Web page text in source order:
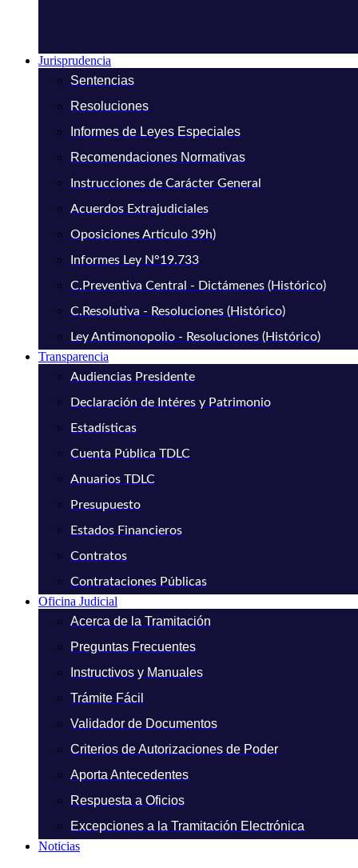
Jurisprudencia
Sentencias
Resoluciones
Informes de Leyes Especiales
Recomendaciones Normativas
Instrucciones de Carácter General
Acuerdos Extrajudiciales
Oposiciones Artículo 39h)
Informes Ley N°19.733
C.Preventiva Central - Dictámenes (Histórico)
C.Resolutiva - Resoluciones (Histórico)
Ley Antimonopolio - Resoluciones (Histórico)
Transparencia
Audiencias Presidente
Declaración de Intéres y Patrimonio
Estadísticas
Cuenta Pública TDLC
Anuarios TDLC
Presupuesto
Estados Financieros
Contratos
Contrataciones Públicas
Oficina Judicial
Acerca de la Tramitación
Preguntas Frecuentes
Instructivos y Manuales
Trámite Fácil
Validador de Documentos
Criterios de Autorizaciones de Poder
Aporta Antecedentes
Respuesta a Oficios
Excepciones a la Tramitación Electrónica
Noticias